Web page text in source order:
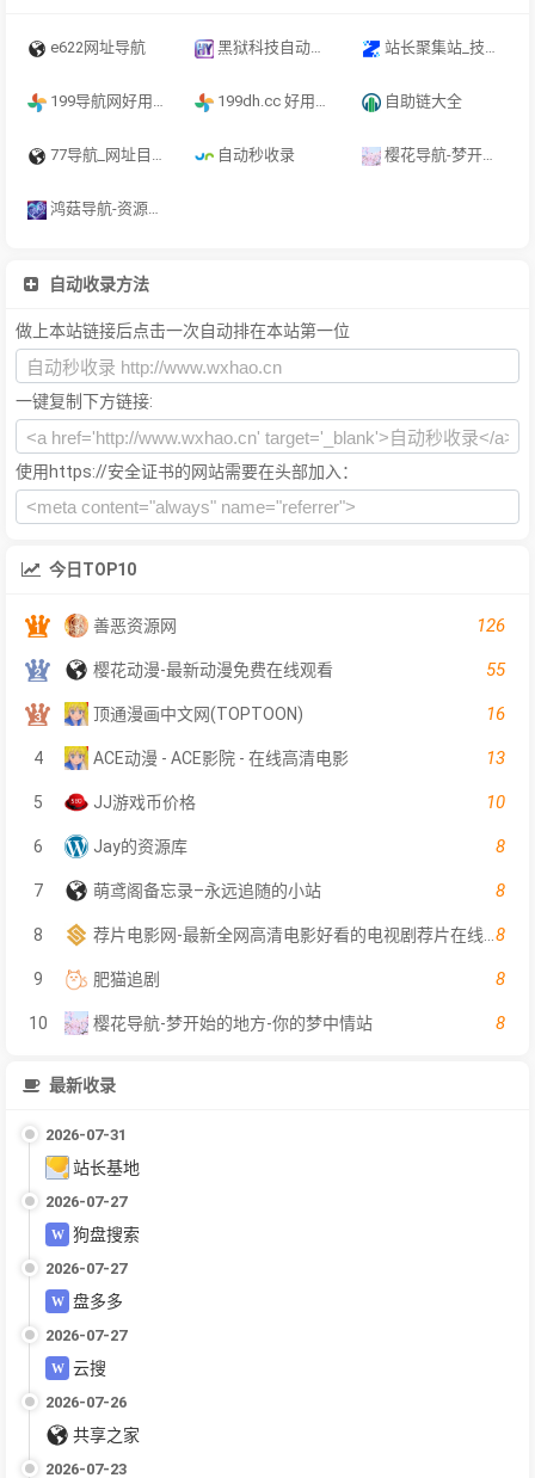
e622网址导航 黑狱科技自动秒收录导航网︱黑狱科技永久地址收藏不迷路 站长聚集站_技术导航、在线工具、电台收听、API接口、在线壁纸、公众号、小程序、小游戏、软件应用等，打造网站交流和展示平台 - 一站式资源平台
199导航网好用的综合网址大全 199dh.cc 好用的综合网址大全 自助链大全
77导航_网址目录_站长网址大全_网站提交收录平台 自动秒收录 樱花导航-梦开始的地方-你的梦中情站
鸿菇导航-资源网址导航 - 汇集各大资源网 - 全网优质教程技术网 - 鸿菇导航网 - 搜集资源就从这里开始
自动收录方法
做上本站链接后点击一次自动排在本站第一位
一键复制下方链接:
使用https://安全证书的网站需要在头部加入：
今日TOP10
善恶资源网 126
樱花动漫-最新动漫免费在线观看 55
顶通漫画中文网(TOPTOON) 16
4 ACE动漫 - ACE影院 - 在线高清电影 13
5 JJ游戏币价格 10
6 Jay的资源库 8
7 萌鸢阁备忘录–永远追随的小站 8
8 8
9 肥猫追剧 8
10 樱花导航-梦开始的地方-你的梦中情站 8
最新收录
2026-07-31
站长基地
2026-07-27
狗盘搜索
2026-07-27
盘多多
2026-07-27
云搜
2026-07-26
共享之家
2026-07-23